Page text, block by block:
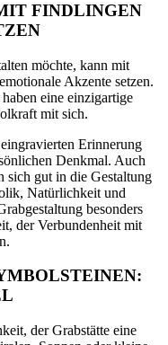
FINDLINGEN
möchte, kann mit
Akzente setzen.
eine einzigartige
mit sich.
Erinnerung
Denkmal. Auch
sich gut in die Gestaltung
Natürlichkeit und
besonders
der Verbundenheit mit
der Grabstätte eine